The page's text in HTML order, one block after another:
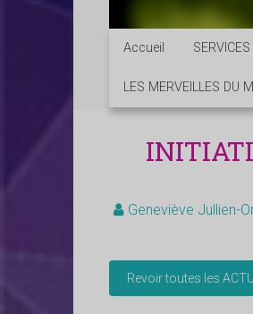
Accueil
LES MERVEILLES DU
Geneviève Jullien-